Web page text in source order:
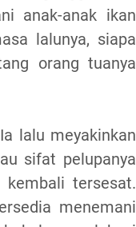
anak-anak ikan
lalunya, siapa
orang tuanya
lalu meyakinkan
sifat pelupanya
tersesat.
menemani